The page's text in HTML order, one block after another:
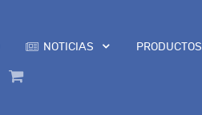
NOTICIAS PRODUCTOS